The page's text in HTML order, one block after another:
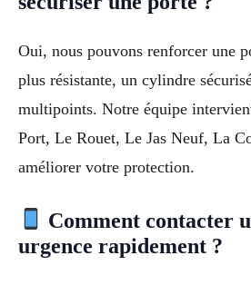
Oui, nous pouvons renforcer une
plus résistante, un cylindre
multipoints. Notre équipe
Port, Le Rouet, Le Jas Neuf, La
améliorer votre protection.
Comment contacter
urgence rapidement ?